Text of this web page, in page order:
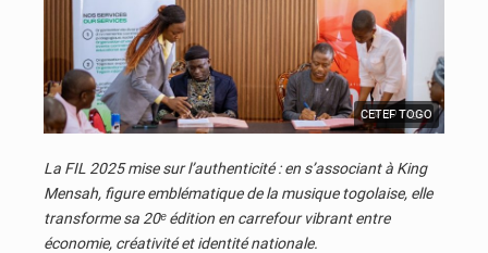
© JD Togo
CETEF TOGO
La FIL 2025 mise sur l’authenticité : en s’associant à King
Mensah, figure emblématique de la musique togolaise, elle
transforme sa 20ᵉ édition en carrefour vibrant entre
économie, créativité et identité nationale.